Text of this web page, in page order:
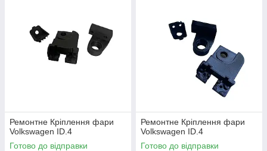
Ремонтне Кріплення фари
Volkswagen ID.4
Готово до відправки
Ремонтне Кріплення фари
Volkswagen ID.4
Готово до відправки